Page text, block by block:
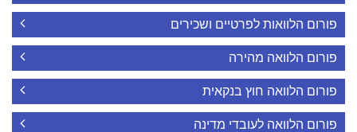
פורום הלוואות לפרטיים ושכירים
פורום הלוואה מהירה
פורום הלוואה חוץ בנקאית
פורום הלוואה לעובדי מדינה